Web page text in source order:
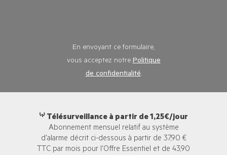
En envoyant ce formulaire,
vous acceptez notrePolitique
de confidentialité.
⁽¹⁾ Télésurveillance à partir de 1,25€/jour
Abonnement mensuel relatif au système
d'alarme décrit ci-dessous à partir de 37,90 €
TTC par mois pour l'Offre Essentiel et de 43,90